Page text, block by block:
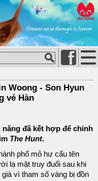
Woong - Son Hyun
vé Hàn
đã kết hợp để chinh
The Hunt.
phố mỏ hư cấu tên
lạ mặt truy đuổi sau khi
vì tham số vàng bị đồn